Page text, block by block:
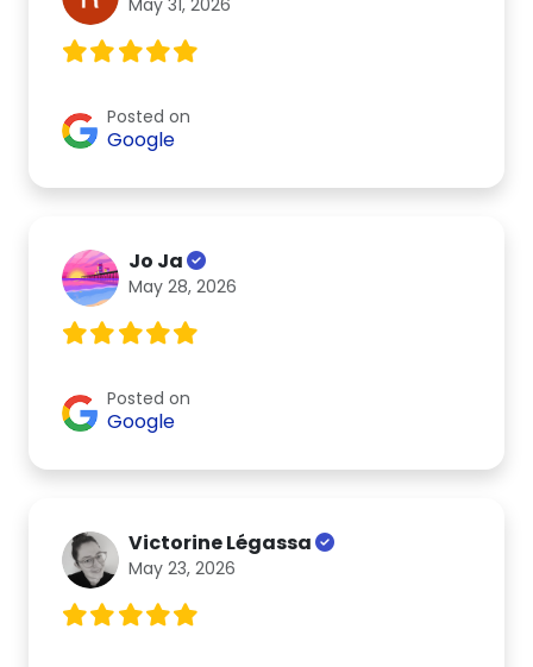
Posted on
Google
Jo Ja
May 28, 2026
Posted on
Google
Victorine Légassa
May 23, 2026